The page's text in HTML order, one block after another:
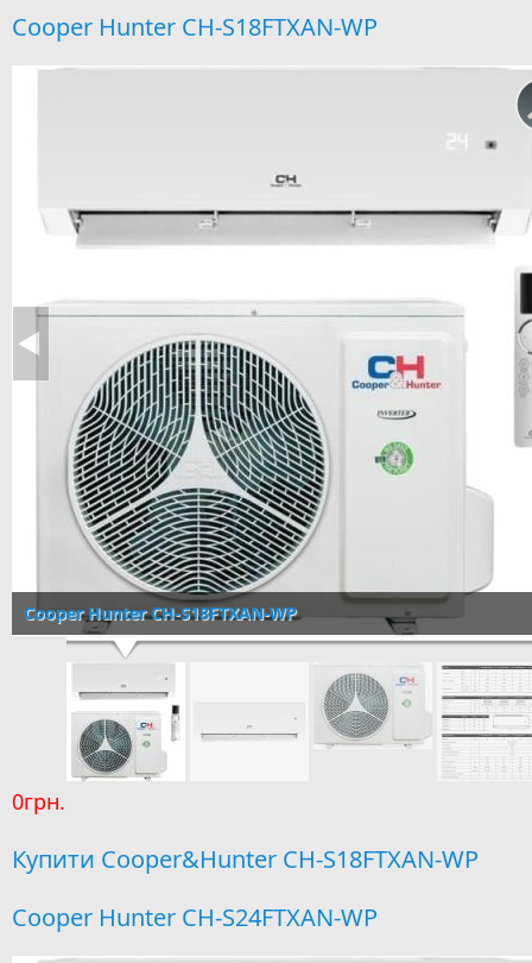
Cooper Hunter CH-S18FTXAN-WP
Cooper Hunter CH-S18FTXAN-WP
0грн.
Купити Cooper&Hunter CH-S18FTXAN-WP
Cooper Hunter CH-S24FTXAN-WP